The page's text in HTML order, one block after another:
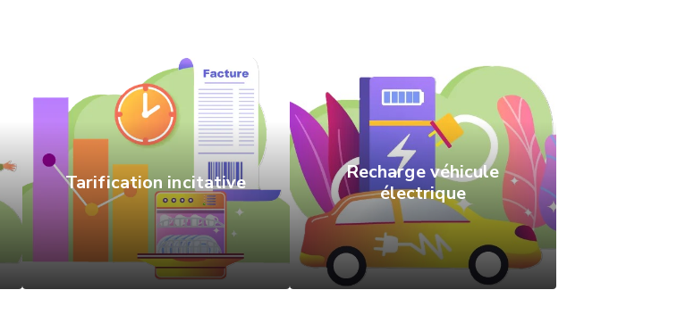
Tarification incitative
Recharge véhicule
électrique